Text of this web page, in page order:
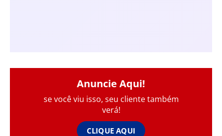
Anuncie Aqui!
se você viu isso, seu cliente também
verá!
CLIQUE AQUI